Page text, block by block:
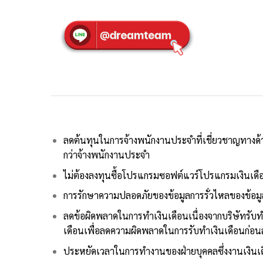
ลดต้นทุนในการจ้างพนักงานประจำที่เชี่ยวชาญทาง
กว่าจ้างพนักงานประจำ
ไม่ต้องลงทุนซื้อโปรแกรมซอฟต์แวร์โปรแกรมเงินเดื
การรักษาความปลอดภัยของข้อมูลการรั่วไหลของข้อ
ลดข้อผิดพลาดในการทำเงินเดือนเนื่องจากบริษัทรับ
เดือนเพื่อลดความผิดพลาดในการรับทำเงินเดือนก่อ
ประหยัดเวลาในการทำงานของฝ่ายบุคคลซึ่งงานเงิ